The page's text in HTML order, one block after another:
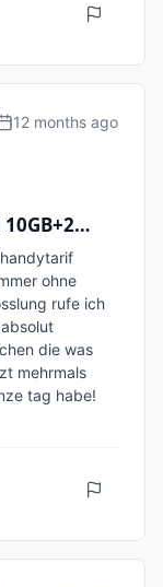
12 months ago
ohne
rufe ich
die was
mehrmals
tag habe!